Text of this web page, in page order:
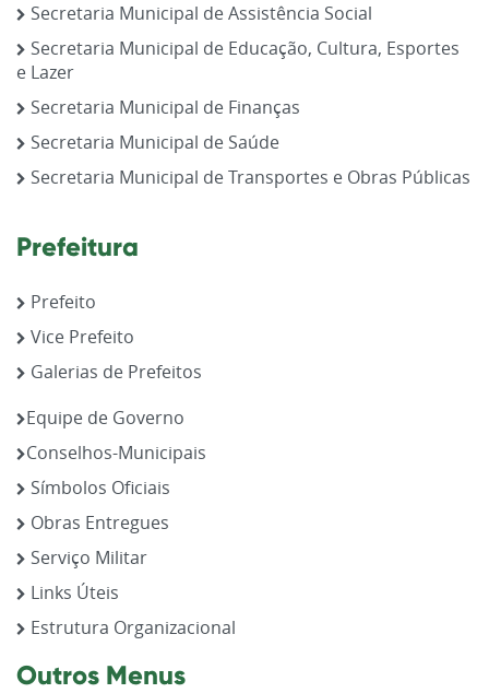
Secretaria Municipal de Assistência Social
Secretaria Municipal de Educação, Cultura, Esportes
e Lazer
Secretaria Municipal de Finanças
Secretaria Municipal de Saúde
Secretaria Municipal de Transportes e Obras Públicas
Prefeitura
Prefeito
Vice Prefeito
Galerias de Prefeitos
Equipe de Governo
Conselhos-Municipais
Símbolos Oficiais
Obras Entregues
Serviço Militar
Links Úteis
Estrutura Organizacional
Outros Menus